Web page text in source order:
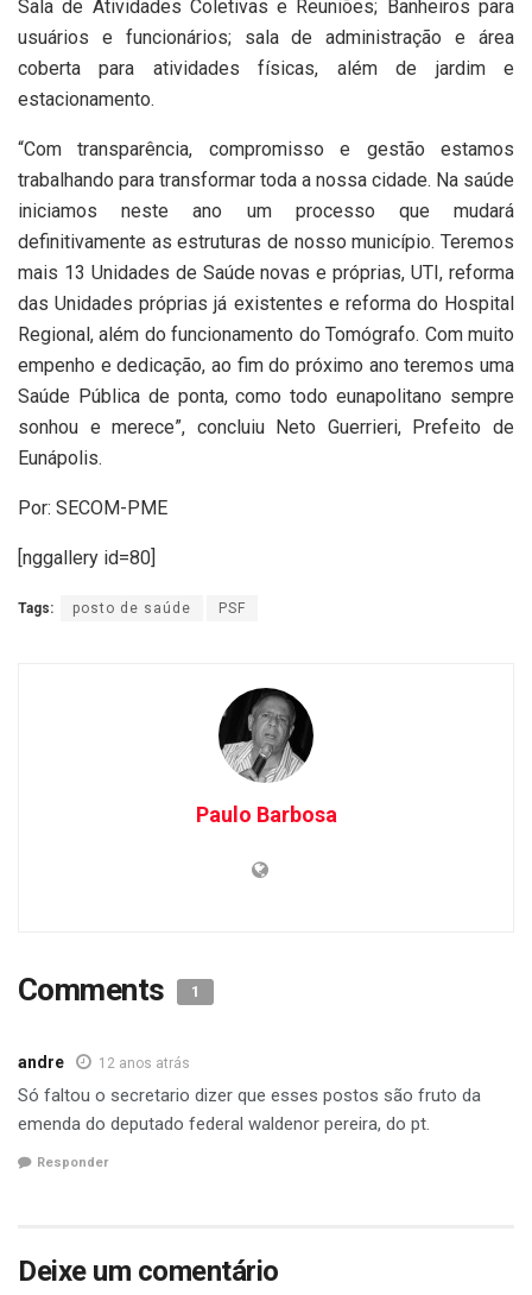
Sala de Atividades Coletivas e Reuniões; Banheiros para
usuários e funcionários; sala de administração e área
coberta para atividades físicas, além de jardim e
estacionamento.
“Com transparência, compromisso e gestão estamos
trabalhando para transformar toda a nossa cidade. Na saúde
iniciamos neste ano um processo que mudará
definitivamente as estruturas de nosso município. Teremos
mais 13 Unidades de Saúde novas e próprias, UTI, reforma
das Unidades próprias já existentes e reforma do Hospital
Regional, além do funcionamento do Tomógrafo. Com muito
empenho e dedicação, ao fim do próximo ano teremos uma
Saúde Pública de ponta, como todo eunapolitano sempre
sonhou e merece”, concluiu Neto Guerrieri, Prefeito de
Eunápolis.
Por: SECOM-PME
[nggallery id=80]
Tags: posto de saúde PSF
Paulo Barbosa
Comments 1
andre 12 anos atrás
Só faltou o secretario dizer que esses postos são fruto da
emenda do deputado federal waldenor pereira, do pt.
Responder
Deixe um comentário